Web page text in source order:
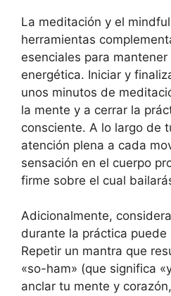
La meditación y el
herramientas
esenciales para
energética. Iniciar y
unos minutos de
la mente y a cerrar la
consciente. A lo largo de
atención plena a cada
sensación en el cuerpo
firme sobre el cual
Adicionalmente,
durante la práctica
Repetir un mantra que
«so-ham» (que significa
anclar tu mente y